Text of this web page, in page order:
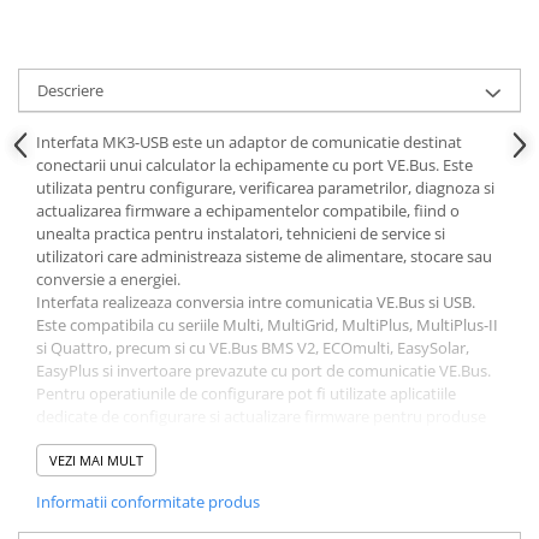
bransament
Cabluri aluminiu nearmat
Cabluri aluminiu tip Enel
Cabluri aluminiu torsadat/aerian
Cabluri energie joasa tensiune -
cupru
Cabluri cupru armat
Cabluri cupru coaxial bransament
Cabluri cupru flexibil
Cabluri cupru nearmat
Cabluri cupru rezistente la foc
Cabluri flexibile plate
Cabluri medie tensiune
Descriere
Interfata MK3-USB este un adaptor de comunicatie destinat
conectarii unui calculator la echipamente cu port VE.Bus. Este
utilizata pentru configurare, verificarea parametrilor, diagnoza si
actualizarea firmware a echipamentelor compatibile, fiind o
unealta practica pentru instalatori, tehnicieni de service si
utilizatori care administreaza sisteme de alimentare, stocare sau
conversie a energiei.
Interfata realizeaza conversia intre comunicatia VE.Bus si USB.
Este compatibila cu seriile Multi, MultiGrid, MultiPlus, MultiPlus-II
si Quattro, precum si cu VE.Bus BMS V2, ECOmulti, EasySolar,
EasyPlus si invertoare prevazute cu port de comunicatie VE.Bus.
Pentru operatiunile de configurare pot fi utilizate aplicatiile
VE.Bus.
Conectarea se face intre portul USB al calculatorului si portul
cablu RJ45 UTP drept, realizat industrial, iar calculatorul necesita
driverul USB corespunzator. In functie de dispozitivul folosit,
VEZI MAI MULT
Informatii conformitate produs